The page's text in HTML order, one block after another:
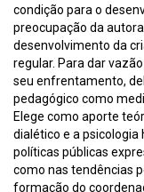
condição para o
preocupação da
desenvolvimento da
regular. Para dar
seu enfrentamento,
pedagógico como
Elege como aporte
dialético e a
políticas públicas
como nas tendências
formação do